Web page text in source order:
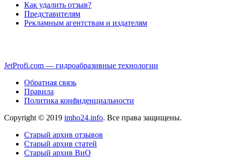
Как удалить отзыв?
Представителям
Рекламным агентствам и издателям
JetProfi.com — гидроабразивные технологии
Обратная связь
Правила
Политика конфиденциальности
Copyright © 2019 imho24.info. Все права защищены.
Старый архив отзывов
Старый архив статей
Старый архив ВиО